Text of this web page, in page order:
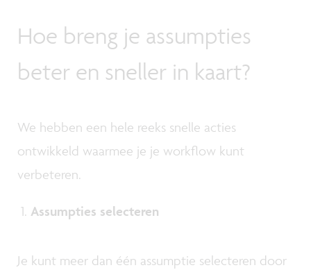
Hoe breng je assumpties
beter en sneller in kaart?
We hebben een hele reeks snelle acties
ontwikkeld waarmee je je workflow kunt
verbeteren.
Assumpties selecteren
Je kunt meer dan één assumptie selecteren door